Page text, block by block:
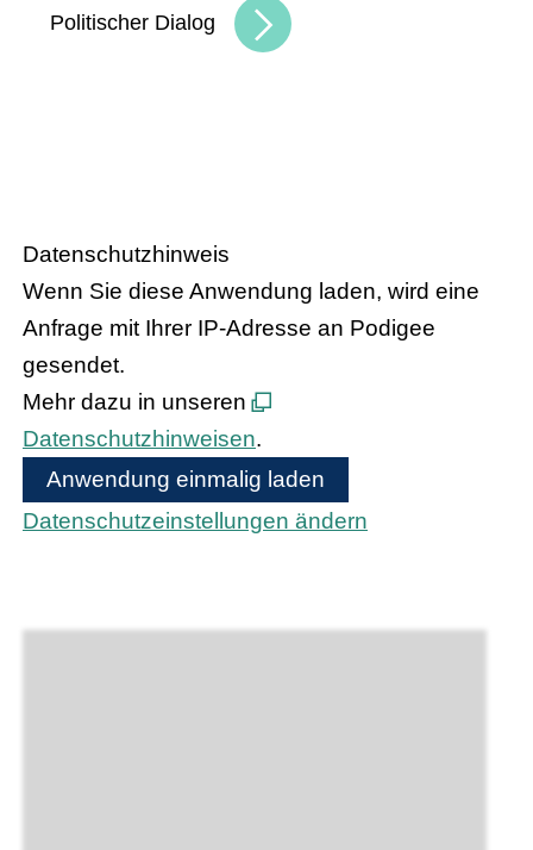
Politischer Dialog
Datenschutzhinweis
Wenn Sie diese Anwendung laden, wird eine
Anfrage mit Ihrer IP-Adresse an Podigee
gesendet.
Mehr dazu in unseren
Datenschutzhinweisen.
Anwendung einmalig laden
Datenschutzeinstellungen ändern